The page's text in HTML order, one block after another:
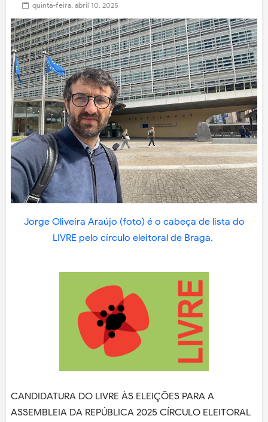
quinta-feira, abril 10, 2025
Jorge Oliveira Araújo (foto) é o cabeça de lista do
LIVRE pelo círculo eleitoral de Braga.
CANDIDATURA DO LIVRE ÀS ELEIÇÕES PARA A
ASSEMBLEIA DA REPÚBLICA 2025 CÍRCULO ELEITORAL